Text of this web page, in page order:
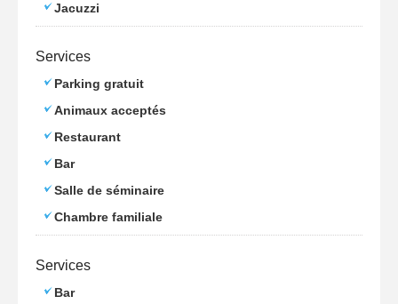
Jacuzzi
Services
Parking gratuit
Animaux acceptés
Restaurant
Bar
Salle de séminaire
Chambre familiale
Services
Bar